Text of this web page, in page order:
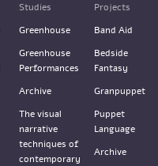
Studies
Greenhouse
Greenhouse
Performances
Archive
The visual
narrative
techniques of
contemporary
Projects
Band Aid
Bedside
Fantasy
Granpuppet
Puppet
Language
Archive